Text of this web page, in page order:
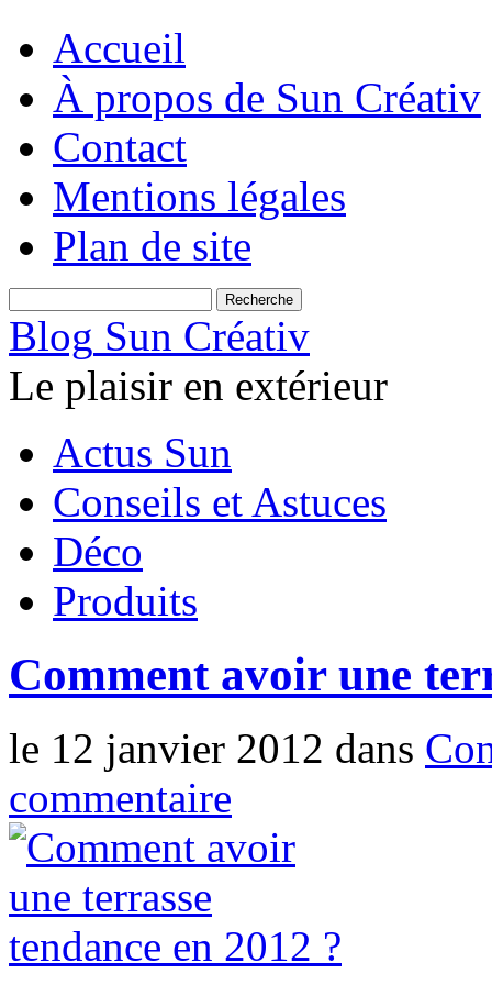
Accueil
À propos de Sun Créativ
Contact
Mentions légales
Plan de site
Blog Sun Créativ
Le plaisir en extérieur
Actus Sun
Conseils et Astuces
Déco
Produits
Comment avoir une
le 12 janvier 2012 dans
commentaire